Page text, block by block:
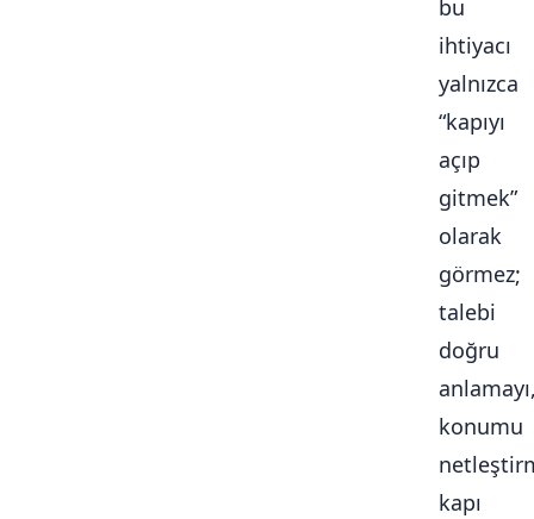
bu
ihtiyacı
yalnızca
“kapıyı
açıp
gitmek”
olarak
görmez;
talebi
doğru
konumu
kapı